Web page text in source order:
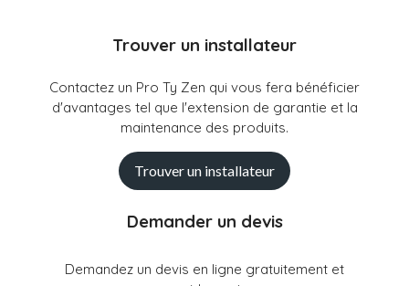
Trouver un installateur
Contactez un Pro Ty Zen qui vous fera bénéficier
d'avantages tel que l'extension de garantie et la
maintenance des produits.
Trouver un installateur
Demander un devis
Demandez un devis en ligne gratuitement et